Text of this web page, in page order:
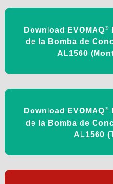
Download EVOMAQ®
de la Bomba de
AL1560
Download EVOMAQ®
de la Bomba de
AL1560